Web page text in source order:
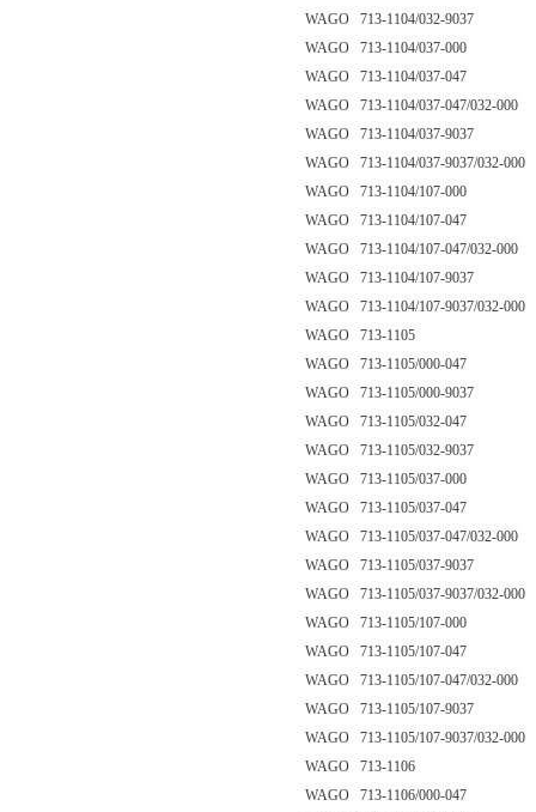
WAGO 713-1104/032-9037
WAGO 713-1104/037-000
WAGO 713-1104/037-047
WAGO 713-1104/037-047/032-000
WAGO 713-1104/037-9037
WAGO 713-1104/037-9037/032-000
WAGO 713-1104/107-000
WAGO 713-1104/107-047
WAGO 713-1104/107-047/032-000
WAGO 713-1104/107-9037
WAGO 713-1104/107-9037/032-000
WAGO 713-1105
WAGO 713-1105/000-047
WAGO 713-1105/000-9037
WAGO 713-1105/032-047
WAGO 713-1105/032-9037
WAGO 713-1105/037-000
WAGO 713-1105/037-047
WAGO 713-1105/037-047/032-000
WAGO 713-1105/037-9037
WAGO 713-1105/037-9037/032-000
WAGO 713-1105/107-000
WAGO 713-1105/107-047
WAGO 713-1105/107-047/032-000
WAGO 713-1105/107-9037
WAGO 713-1105/107-9037/032-000
WAGO 713-1106
WAGO 713-1106/000-047